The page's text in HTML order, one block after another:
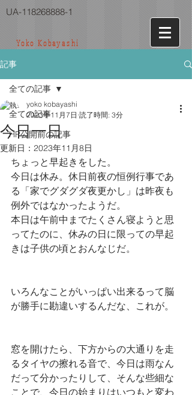
UA-118268888-1
Yoko Kobayashi
記事
全ての記事
HP公開前の記事
全ての記事
今日一日
yoko kobayashi
2023年11月7日 読了時間: 3分
更新日： 2023年11月8日
ちょっと早起きをした。
今日は休み。休日前夜の恒例行事であ
る「家でグダグダ夜更かし」は昨夜も
例外ではなかったようだ。
本日は午前中までたくさん寝ようと思
ってたのに、休みの日に限っての早起
きは子供の頃とおんなじだ。
いろんなことがいっぱい出来るって脳
が勝手に勘違いするんだな、これが。
窓を開けたら、下方からの大通りを走
るタイヤの擦れる音で、今日は雨なん
だって分かったりして、そんな些細な
ことで、今日の始まりはいつもと変わ